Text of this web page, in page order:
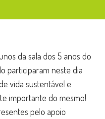
da sala dos 5 anos do
participaram neste dia
vida sustentável e
importante do mesmo!
pelo apoio